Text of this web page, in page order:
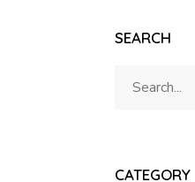
SEARCH
CATEGORY